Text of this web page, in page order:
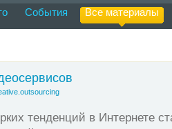
События Все материалы
тенденций в Интернете